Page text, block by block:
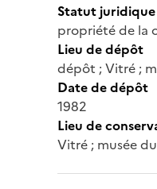
Statut juridique
propriété de la
Lieu de dépôt
dépôt ; Vitré ;
Date de dépôt
1982
Lieu de
Vitré ; musée